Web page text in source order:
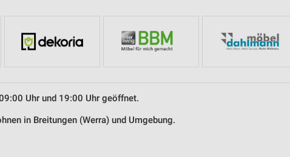
Uhr und 19:00 Uhr geöffnet.
in Breitungen (Werra) und Umgebung.